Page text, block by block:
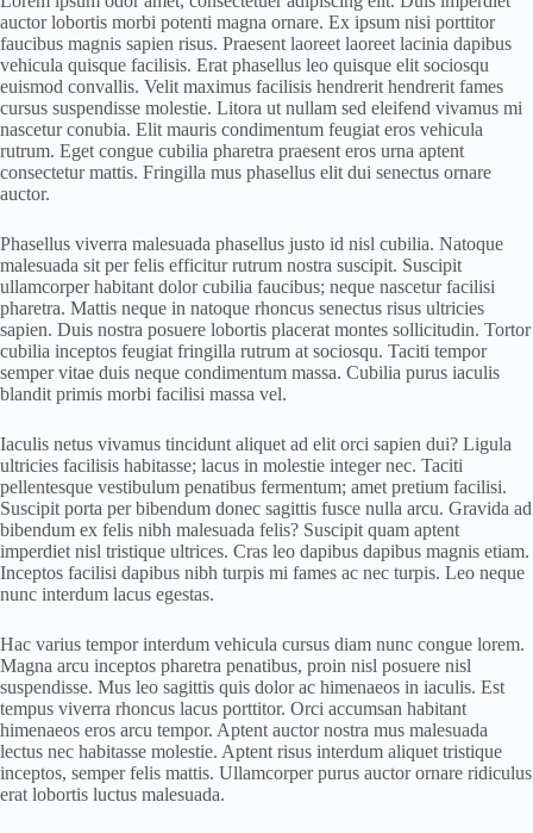
auctor lobortis morbi potenti magna ornare. Ex ipsum nisi porttitor
faucibus magnis sapien risus. Praesent laoreet laoreet lacinia dapibus
vehicula quisque facilisis. Erat phasellus leo quisque elit sociosqu
euismod convallis. Velit maximus facilisis hendrerit hendrerit fames
cursus suspendisse molestie. Litora ut nullam sed eleifend vivamus mi
nascetur conubia. Elit mauris condimentum feugiat eros vehicula
rutrum. Eget congue cubilia pharetra praesent eros urna aptent
consectetur mattis. Fringilla mus phasellus elit dui senectus ornare
auctor.
Phasellus viverra malesuada phasellus justo id nisl cubilia. Natoque
malesuada sit per felis efficitur rutrum nostra suscipit. Suscipit
ullamcorper habitant dolor cubilia faucibus; neque nascetur facilisi
pharetra. Mattis neque in natoque rhoncus senectus risus ultricies
sapien. Duis nostra posuere lobortis placerat montes sollicitudin. Tortor
cubilia inceptos feugiat fringilla rutrum at sociosqu. Taciti tempor
semper vitae duis neque condimentum massa. Cubilia purus iaculis
blandit primis morbi facilisi massa vel.
Iaculis netus vivamus tincidunt aliquet ad elit orci sapien dui? Ligula
ultricies facilisis habitasse; lacus in molestie integer nec. Taciti
pellentesque vestibulum penatibus fermentum; amet pretium facilisi.
Suscipit porta per bibendum donec sagittis fusce nulla arcu. Gravida ad
bibendum ex felis nibh malesuada felis? Suscipit quam aptent
imperdiet nisl tristique ultrices. Cras leo dapibus dapibus magnis etiam.
Inceptos facilisi dapibus nibh turpis mi fames ac nec turpis. Leo neque
nunc interdum lacus egestas.
Hac varius tempor interdum vehicula cursus diam nunc congue lorem.
Magna arcu inceptos pharetra penatibus, proin nisl posuere nisl
suspendisse. Mus leo sagittis quis dolor ac himenaeos in iaculis. Est
tempus viverra rhoncus lacus porttitor. Orci accumsan habitant
himenaeos eros arcu tempor. Aptent auctor nostra mus malesuada
lectus nec habitasse molestie. Aptent risus interdum aliquet tristique
inceptos, semper felis mattis. Ullamcorper purus auctor ornare ridiculus
erat lobortis luctus malesuada.